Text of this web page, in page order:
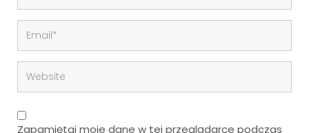
Zapamiętaj moje dane w tej przeglądarce podczas